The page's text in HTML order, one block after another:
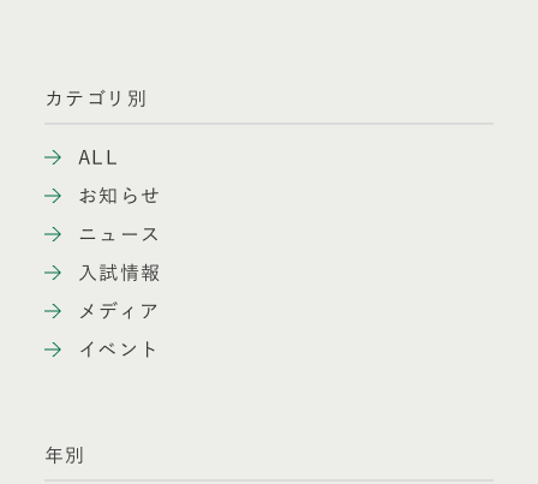
カテゴリ別
ALL
お知らせ
ニュース
入試情報
メディア
イベント
年別